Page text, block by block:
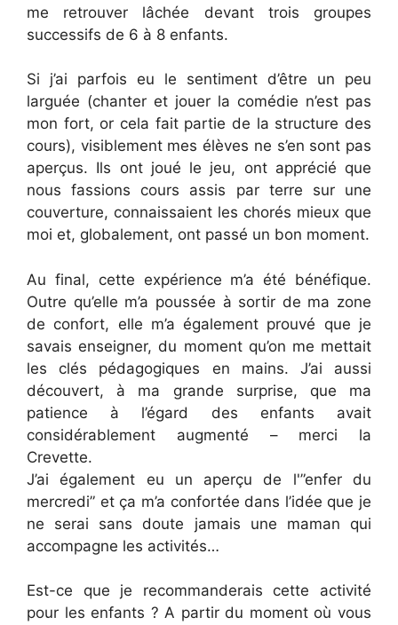
me retrouver lâchée devant trois groupes
successifs de 6 à 8 enfants.
Si j’ai parfois eu le sentiment d’être un peu
larguée (chanter et jouer la comédie n’est pas
mon fort, or cela fait partie de la structure des
cours), visiblement mes élèves ne s’en sont pas
aperçus. Ils ont joué le jeu, ont apprécié que
nous fassions cours assis par terre sur une
couverture, connaissaient les chorés mieux que
moi et, globalement, ont passé un bon moment.
Au final, cette expérience m’a été bénéfique.
Outre qu’elle m’a poussée à sortir de ma zone
de confort, elle m’a également prouvé que je
savais enseigner, du moment qu’on me mettait
les clés pédagogiques en mains. J’ai aussi
découvert, à ma grande surprise, que ma
patience à l’égard des enfants avait
considérablement augmenté – merci la
Crevette.
J’ai également eu un aperçu de l'”enfer du
mercredi” et ça m’a confortée dans l’idée que je
ne serai sans doute jamais une maman qui
accompagne les activités…
Est-ce que je recommanderais cette activité
pour les enfants ? A partir du moment où vous